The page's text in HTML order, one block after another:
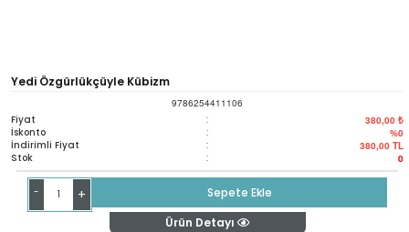
Yedi Özgürlükçüyle Kübizm
9786254411106
Fiyat : 380,00 ₺
İskonto : %0
İndirimli Fiyat : 380,00 TL
Stok : 0
- +
Sepete Ekle
Ürün Detayı